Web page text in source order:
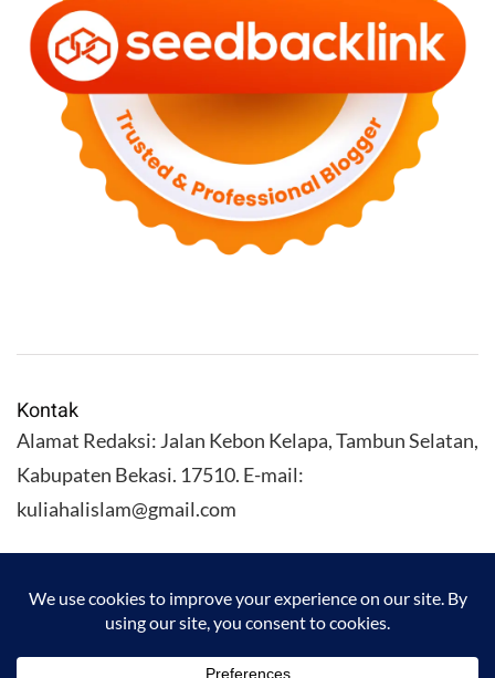
Kontak
Alamat Redaksi: Jalan Kebon Kelapa, Tambun Selatan,
Kabupaten Bekasi. 17510. E-mail:
kuliahalislam@gmail.com
KULIAHALISLAM.COM Copyright (C) 2026